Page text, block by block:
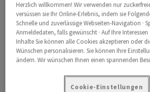
Image, Impact, hochweiss, holzfrei ECF, 200g/
BB, Pal. zu 20000 Bogen ungeriest, abgesteckt zu
Credit
Weitere Produktinformationen
Katalogpreis inkl. MwSt.
Herzlich willkommen! Wir verwenden nur
versüssen sie Ihr Online-Erlebnis, indem sie
Schnelle und zuverlässige Webseiten-Navigation ·
Anmeldedaten, falls gewünscht · Auf Ihre
Inhalte Sie können alle Cookies akzeptieren oder
Wünschen personalisieren. Sie können Ihre
ändern. Wir wünschen Ihnen einen spannenden
Cookie-Einstellungen